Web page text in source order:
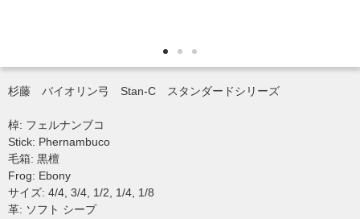
杉藤 バイオリン弓 Stan-C スタンダードシリーズ
棹: フェルナンブコ
Stick: Phernambuco
毛箱: 黒檀
Frog: Ebony
サイズ: 4/4, 3/4, 1/2, 1/4, 1/8
革: ソフト シープ